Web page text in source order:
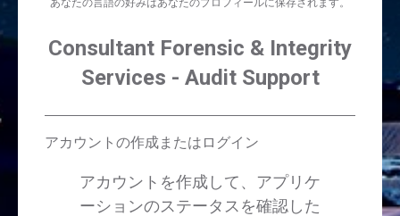
language
あなたの言語の好みはあなたのプロフィールに保存されます。
Consultant Forensic & Integrity
Services - Audit Support
アカウントの作成またはログイン
アカウントを作成して、アプリケ
ーションのステータスを確認した